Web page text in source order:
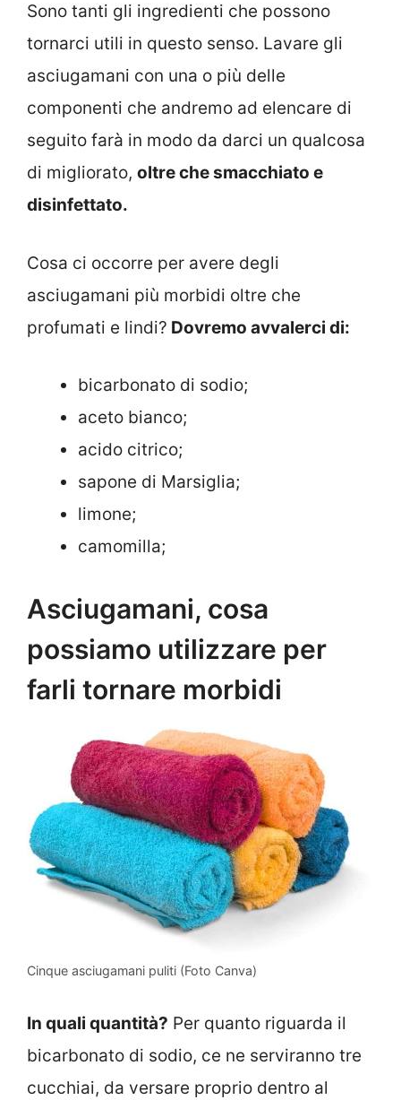
Sono tanti gli ingredienti che possono
tornarci utili in questo senso. Lavare gli
asciugamani con una o più delle
componenti che andremo ad elencare di
seguito farà in modo da darci un qualcosa
di migliorato, oltre che smacchiato e
disinfettato.
Cosa ci occorre per avere degli
asciugamani più morbidi oltre che
profumati e lindi? Dovremo avvalerci di:
bicarbonato di sodio;
aceto bianco;
acido citrico;
sapone di Marsiglia;
limone;
camomilla;
Asciugamani, cosa
possiamo utilizzare per
farli tornare morbidi
Cinque asciugamani puliti (Foto Canva)
In quali quantità? Per quanto riguarda il
bicarbonato di sodio, ce ne serviranno tre
cucchiai, da versare proprio dentro al